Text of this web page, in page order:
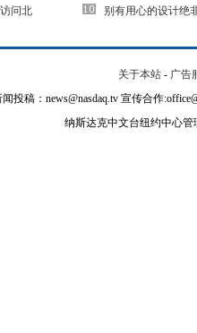
问北
别有用心的设计绝
关于本站 - 广告
闻投稿：news@nasdaq.tv 宣传合作
纳斯达克中文台纽约中心管